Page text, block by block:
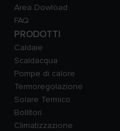
Area Dowload
FAQ
PRODOTTI
Caldaie
Scaldacqua
Pompe di calore
Termoregolazione
Solare Termico
Bollitori
Climatizzazione